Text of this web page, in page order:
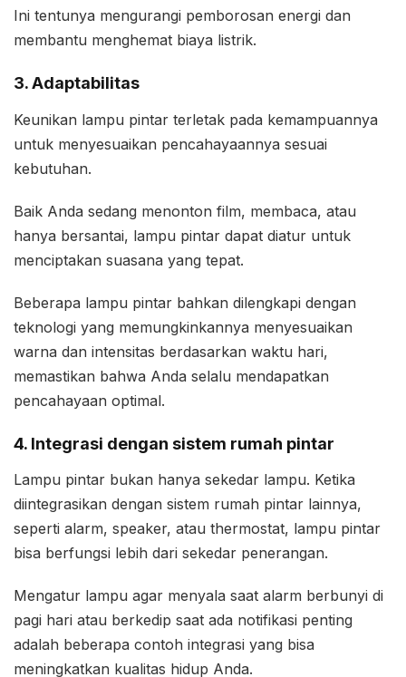
Ini tentunya mengurangi pemborosan energi dan
membantu menghemat biaya listrik.
3. Adaptabilitas
Keunikan lampu pintar terletak pada kemampuannya
untuk menyesuaikan pencahayaannya sesuai
kebutuhan.
Baik Anda sedang menonton film, membaca, atau
hanya bersantai, lampu pintar dapat diatur untuk
menciptakan suasana yang tepat.
Beberapa lampu pintar bahkan dilengkapi dengan
teknologi yang memungkinkannya menyesuaikan
warna dan intensitas berdasarkan waktu hari,
memastikan bahwa Anda selalu mendapatkan
pencahayaan optimal.
4. Integrasi dengan sistem rumah pintar
Lampu pintar bukan hanya sekedar lampu. Ketika
diintegrasikan dengan sistem rumah pintar lainnya,
seperti alarm, speaker, atau thermostat, lampu pintar
bisa berfungsi lebih dari sekedar penerangan.
Mengatur lampu agar menyala saat alarm berbunyi di
pagi hari atau berkedip saat ada notifikasi penting
adalah beberapa contoh integrasi yang bisa
meningkatkan kualitas hidup Anda.